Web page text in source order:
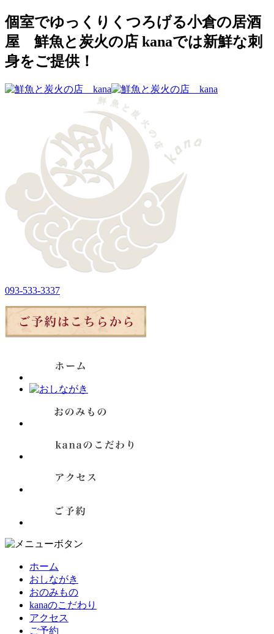
個室でゆっくりくつろげる小倉の居酒
屋 鮮魚と炭火の店 kanaでは新鮮な刺
身をご提供！
093-533-3337
ホーム
おしながき
おのみもの
kanaのこだわり
アクセス
ご予約